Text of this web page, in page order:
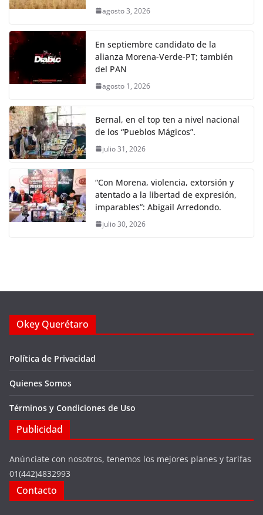
agosto 3, 2026
En septiembre candidato de la
alianza Morena-Verde-PT; también
del PAN
agosto 1, 2026
Bernal, en el top ten a nivel nacional
de los “Pueblos Mágicos”.
julio 31, 2026
“Con Morena, violencia, extorsión y
atentado a la libertad de expresión,
imparables”: Abigail Arredondo.
julio 30, 2026
Okey Querétaro
Política de Privacidad
Quienes Somos
Términos y Condiciones de Uso
Publicidad
Anúnciate con nosotros, tenemos los mejores planes y tarifas
01(442)4832993
Contacto